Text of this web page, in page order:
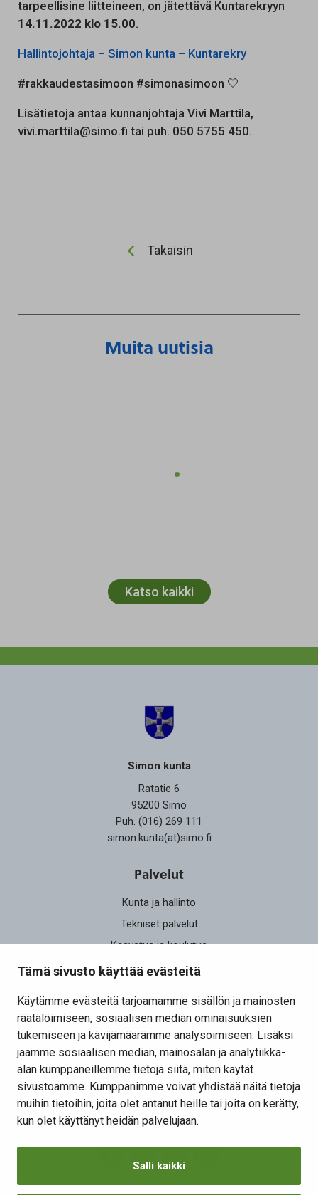
Tämä sivusto käyttää evästeitä
Käytämme evästeitä tarjoamamme sisällön ja mainosten
räätälöimiseen, sosiaalisen median ominaisuuksien
tukemiseen ja kävijämäärämme analysoimiseen. Lisäksi
jaamme sosiaalisen median, mainosalan ja analytiikka-
alan kumppaneillemme tietoja siitä, miten käytät
sivustoamme. Kumppanimme voivat yhdistää näitä tietoja
muihin tietoihin, joita olet antanut heille tai joita on kerätty,
kun olet käyttänyt heidän palvelujaan.
Salli kaikki
tarpeellisine liitteineen, on jätettävä Kuntarekryyn
14.11.2022 klo 15.00.
Hallintojohtaja – Simon kunta – Kuntarekry
#rakkaudestasimoon #simonasimoon 🤍
Lisätietoja antaa kunnanjohtaja Vivi Marttila,
vivi.marttila@simo.fi tai puh. 050 5755 450.
Takaisin
Muita uutisia
Katso kaikki
Simon kunta
Ratatie 6
95200 Simo
Puh. (016) 269 111
simon.kunta(at)simo.fi
Palvelut
Kunta ja hallinto
Tekniset palvelut
Kasvatus ja koulutus
Elinvoima
Osallistu ja vaikuta
Yhteystiedot
Kansalaisaloite
Lomakkeet
Tietosuojaseloste
Evästeiden hallinta